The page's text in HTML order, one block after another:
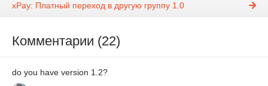
xPay: Платный переход в другую группу 1.0
Комментарии (22)
do you have version 1.2?